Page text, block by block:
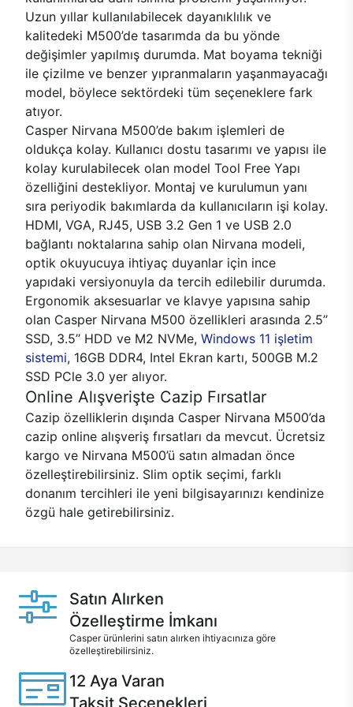
Uzun yıllar kullanılabilecek dayanıklılık ve
kalitedeki M500’de tasarımda da bu yönde
değişimler yapılmış durumda. Mat boyama tekniği
ile çizilme ve benzer yıpranmaların yaşanmayacağı
model, böylece sektördeki tüm seçeneklere fark
atıyor.
Casper Nirvana M500’de bakım işlemleri de
oldukça kolay. Kullanıcı dostu tasarımı ve yapısı ile
kolay kurulabilecek olan model Tool Free Yapı
özelliğini destekliyor. Montaj ve kurulumun yanı
sıra periyodik bakımlarda da kullanıcıların işi kolay.
HDMI, VGA, RJ45, USB 3.2 Gen 1 ve USB 2.0
bağlantı noktalarına sahip olan Nirvana modeli,
optik okuyucuya ihtiyaç duyanlar için ince
yapıdaki versiyonuyla da tercih edilebilir durumda.
Ergonomik aksesuarlar ve klavye yapısına sahip
olan Casper Nirvana M500 özellikleri arasında 2.5’’
SSD, 3.5’’ HDD ve M2 NVMe, Windows 11 işletim
sistemi, 16GB DDR4, Intel Ekran kartı, 500GB M.2
SSD PCle 3.0 yer alıyor.
Online Alışverişte Cazip Fırsatlar
Cazip özelliklerin dışında Casper Nirvana M500’da
cazip online alışveriş fırsatları da mevcut. Ücretsiz
kargo ve Nirvana M500’ü satın almadan önce
özelleştirebilirsiniz. Slim optik seçimi, farklı
donanım tercihleri ile yeni bilgisayarınızı kendinize
özgü hale getirebilirsiniz.
Satın Alırken
Özelleştirme İmkanı
Casper ürünlerini satın alırken ihtiyacınıza göre
özelleştirebilirsiniz.
12 Aya Varan
Taksit Seçenekleri